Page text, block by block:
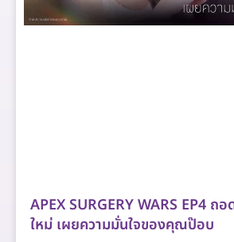
APEX SURGERY WARS EP4 ถ
ใหม่ เผยความมั่นใจของคุณป๊อบ